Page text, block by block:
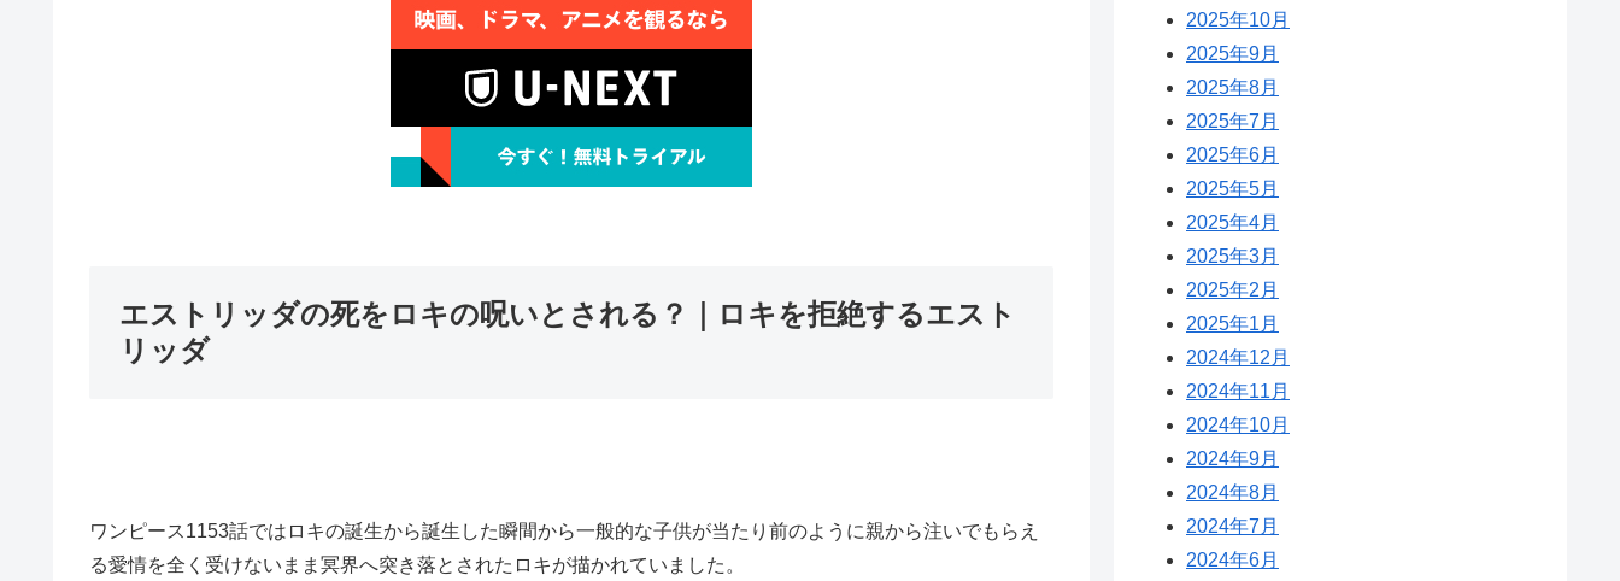
エストリッダの死をロキの呪いとされる？｜ロキを拒絶するエスト
リッダ
ワンピース1153話ではロキの誕生から誕生した瞬間から一般的な子供が当たり前のように親から注いでもらえ
る愛情を全く受けないまま冥界へ突き落とされたロキが描かれていました。
2025年10月
2025年9月
2025年8月
2025年7月
2025年6月
2025年5月
2025年4月
2025年3月
2025年2月
2025年1月
2024年12月
2024年11月
2024年10月
2024年9月
2024年8月
2024年7月
2024年6月